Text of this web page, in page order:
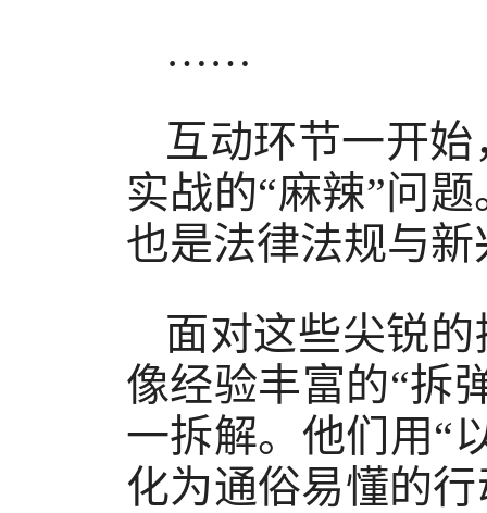
……
互动环节一开
实战的“麻辣”问
也是法律法规与
面对这些尖锐
像经验丰富的“拆
一拆解。他们用“
化为通俗易懂的